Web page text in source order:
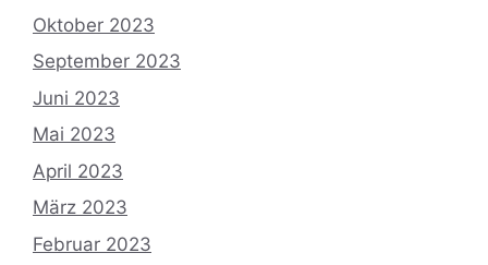
Oktober 2023
September 2023
Juni 2023
Mai 2023
April 2023
März 2023
Februar 2023